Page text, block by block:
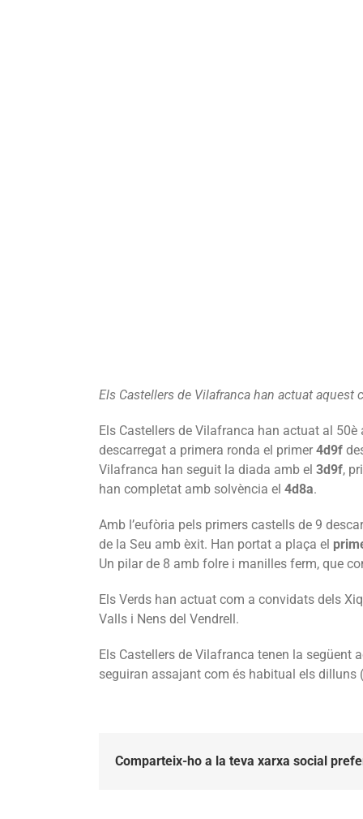
Els Castellers de Vilafranca han actuat aquest
Els Castellers de Vilafranca han actuat al
descarregat a primera ronda el primer4d9f
Vilafranca han seguit la diada amb el 3d9f,
han completat amb solvència el 4d8a.
Amb l’eufòria pels primers castells de 9
de la Seu amb èxit. Han portat a plaça el
Un pilar de 8 amb folre i manilles ferm, que
Els Verds han actuat com a convidats dels
Valls i Nens del Vendrell.
Els Castellers de Vilafranca tenen la següent
seguiran assajant com és habitual els dilluns
Comparteix-ho a la teva xarxa social